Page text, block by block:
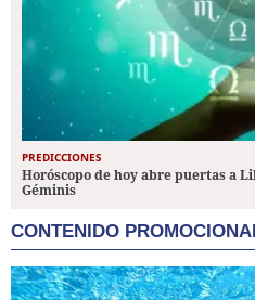
PREDICCIONES
Horóscopo de hoy abre puertas a
Géminis
CONTENIDO